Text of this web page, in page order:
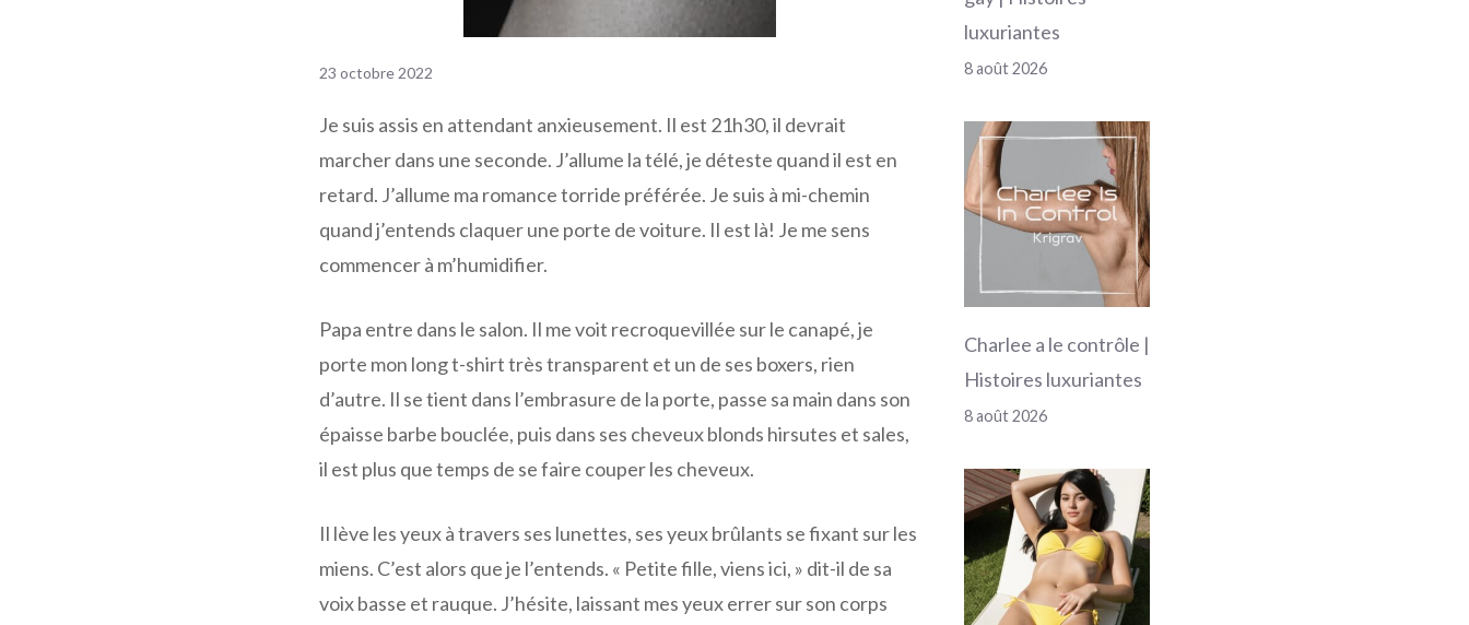
23 octobre 2022
Je suis assis en attendant anxieusement. Il est 21h30, il devrait
marcher dans une seconde. J’allume la télé, je déteste quand il est en
retard. J’allume ma romance torride préférée. Je suis à mi-chemin
quand j’entends claquer une porte de voiture. Il est là! Je me sens
commencer à m’humidifier.
Papa entre dans le salon. Il me voit recroquevillée sur le canapé, je
porte mon long t-shirt très transparent et un de ses boxers, rien
d’autre. Il se tient dans l’embrasure de la porte, passe sa main dans son
épaisse barbe bouclée, puis dans ses cheveux blonds hirsutes et sales,
il est plus que temps de se faire couper les cheveux.
Il lève les yeux à travers ses lunettes, ses yeux brûlants se fixant sur les
miens. C’est alors que je l’entends. « Petite fille, viens ici, » dit-il de sa
voix basse et rauque. J’hésite, laissant mes yeux errer sur son corps
luxuriantes
8 août 2026
Charlee a le contrôle |
Histoires luxuriantes
8 août 2026